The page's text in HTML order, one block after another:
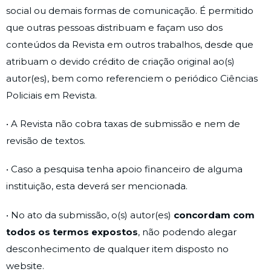
social ou demais formas de comunicação. É permitido
que outras pessoas distribuam e façam uso dos
conteúdos da Revista em outros trabalhos, desde que
atribuam o devido crédito de criação original ao(s)
autor(es), bem como referenciem o periódico Ciências
Policiais em Revista.
• A Revista não cobra taxas de submissão e nem de
revisão de textos.
• Caso a pesquisa tenha apoio financeiro de alguma
instituição, esta deverá ser mencionada.
• No ato da submissão, o(s) autor(es) concordam com
todos os termos expostos, não podendo alegar
desconhecimento de qualquer item disposto no
website.